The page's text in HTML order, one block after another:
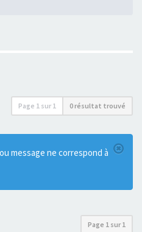
Page 1 sur 1 0 résultat trouvé
message ne correspond à
Page 1 sur1